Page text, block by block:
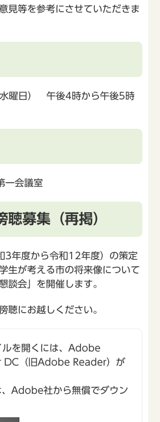
見等を参考にさせていただきま
曜日） 午後4時から午後5時
一会議室
聴募集（再掲）
3年度から令和12年度）の策定
生が考える市の将来像について
談会」を開催します。
聴にお越しください。
ルを開くには、Adobe
（旧Adobe Reader）が
、Adobe社から無償でダウン